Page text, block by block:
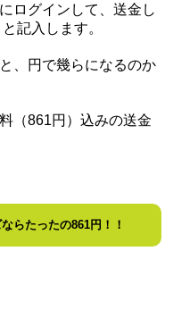
ログインして、送金し
記入します。
、円で幾らになるのか
（861円）込みの送金
らたったの861円！！